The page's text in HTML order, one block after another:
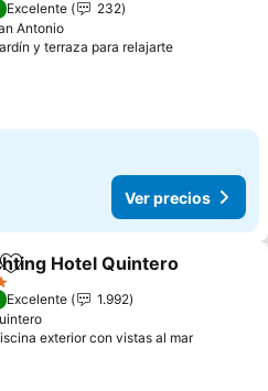
Excelente
232
Antonio
y terraza para relajarteVer precios
Ver precios
Agregar a favoritos
Hotel Quintero
Excelente
1.992
exterior con vistas al marVer